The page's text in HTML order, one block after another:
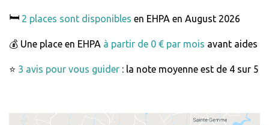
🛏️ 2 places sont disponibles en EHPA en August 2026
💰 Une place en EHPA à partir de 0 € par mois avant aides
⭐ 3 avis pour vous guider : la note moyenne est de 4 sur 5